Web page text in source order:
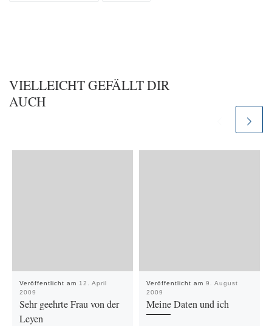
VIELLEICHT GEFÄLLT DIR
AUCH
Veröffentlicht am 12. April
2009
Sehr geehrte Frau von der
Leyen
Veröffentlicht am 9. August
2009
Meine Daten und ich